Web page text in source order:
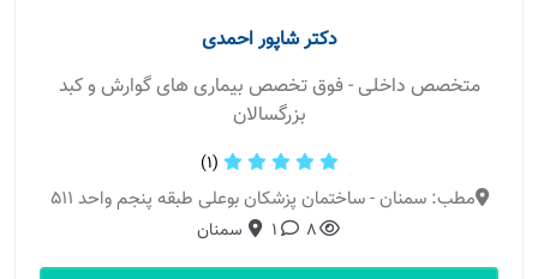
دکتر شاپور احمدی
متخصص داخلی - فوق تخصص بیماری های گوارش و کبد
بزرگسالان
(1)
مطب: سمنان - ساختمان پزشکان بوعلی طبقه پنجم واحد 511
8
1 سمنان